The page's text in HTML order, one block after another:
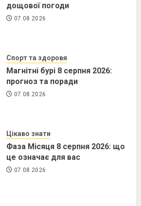
дощової погоди
07.08.2026
Спорт та здоровя
Магнітні бурі 8 серпня 2026:
прогноз та поради
07.08.2026
Цікаво знати
Фаза Місяця 8 серпня 2026: що
це означає для вас
07.08.2026